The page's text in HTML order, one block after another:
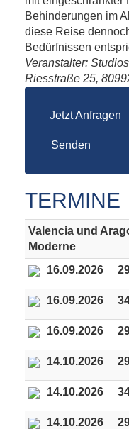
Behinderungen im
diese Reise
Bedürfnissen
Veranstalter:
Riesstraße 25,
Jetzt Anfragen
Senden
TERMINE
Valencia und
Moderne
16.09.2026
16.09.2026
16.09.2026
14.10.2026
14.10.2026
14.10.2026